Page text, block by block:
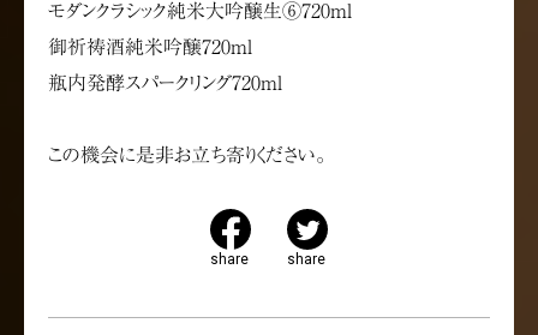
モダンクラシック純米大吟醸生⑥720ml
御祈祷酒純米吟醸720ml
瓶内発酵スパークリング720ml
この機会に是非お立ち寄りください。
share share